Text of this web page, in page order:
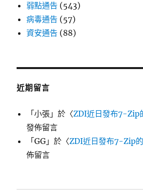
弱點通告 (543)
病毒通告 (57)
資安通告 (88)
近期留言
「小張 」於〈ZDI近日發布7-Zip
發佈留言
「GG 」於〈ZDI近日發布7-Zip
佈留言